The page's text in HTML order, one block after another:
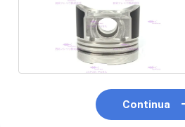
Continua